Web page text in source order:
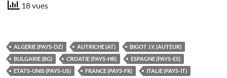
18 vues
ALGERIE (PAYS-DZ) AUTRICHE (AT)
BIGOT J.Y. (AUTEUR)
BULGARIE (BG)
CROATIE (PAYS-HR)
ESPAGNE (PAYS-ES)
ETATS-UNIS (PAYS-US)
FRANCE (PAYS-FR)
ITALIE (PAYS-IT)